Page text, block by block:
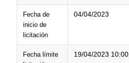
Fecha de
inicio de
licitación
04/04/2023
Fecha límite
19/04/2023 10:00